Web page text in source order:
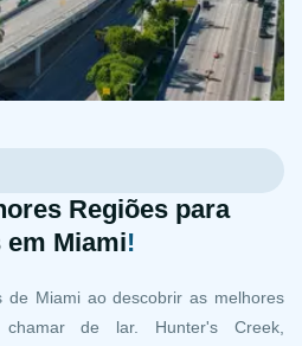
Regiões para
Miami!
de Miami ao descobrir as melhores
de lar. Hunter's Creek,